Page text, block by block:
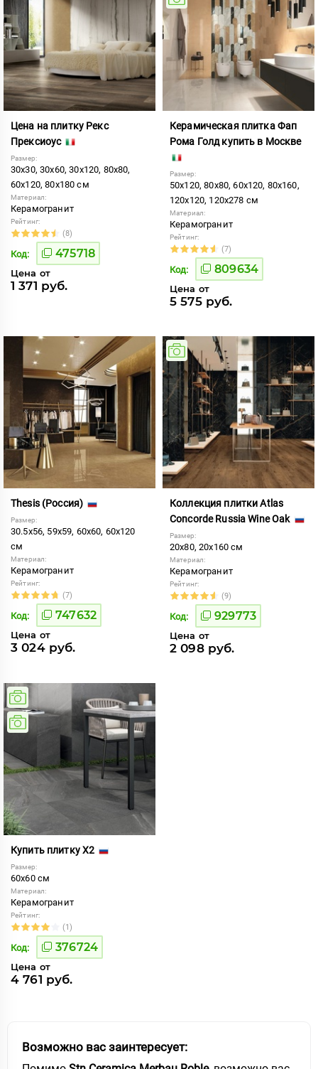
Цена на плитку Рекс
Прексиоус
Размер:
30x30, 30x60, 30x120, 80x80,
60x120, 80x180 см
Материал:
Керамогранит
Рейтинг:
(8)
Код: 475718
Цена от
1 371 руб.
Керамическая плитка Фап
Рома Голд купить в Москве
Размер:
50x120, 80x80, 60x120, 80x160,
120x120, 120x278 см
Материал:
Керамогранит
Рейтинг:
(7)
Код: 809634
Цена от
5 575 руб.
Thesis (Россия)
Размер:
30.5x56, 59x59, 60x60, 60x120
см
Материал:
Керамогранит
Рейтинг:
(7)
Код: 747632
Цена от
3 024 руб.
Коллекция плитки Atlas
Concorde Russia Wine Oak
Размер:
20x80, 20x160 см
Материал:
Керамогранит
Рейтинг:
(9)
Код: 929773
Цена от
2 098 руб.
Купить плитку Х2
Размер:
60x60 см
Материал:
Керамогранит
Рейтинг:
(1)
Код: 376724
Цена от
4 761 руб.
Возможно вас заинтересует: